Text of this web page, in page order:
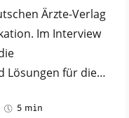
Ärzte-Verlag
Im Interview
Lösungen für die…
5 min